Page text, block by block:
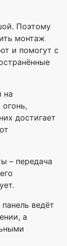
Поэтому
монтаж
и помогут с
на
достигает
– передача
ведёт
а